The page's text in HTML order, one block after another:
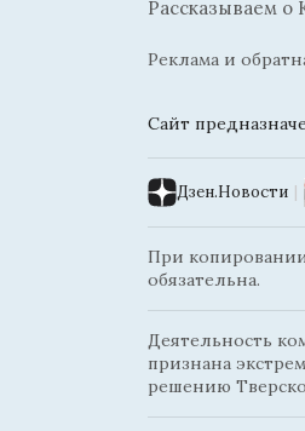
Рассказываем о
Реклама и
Сайт
Дзен.Новости |
При
обязательна.
Деятельность
признана
решению